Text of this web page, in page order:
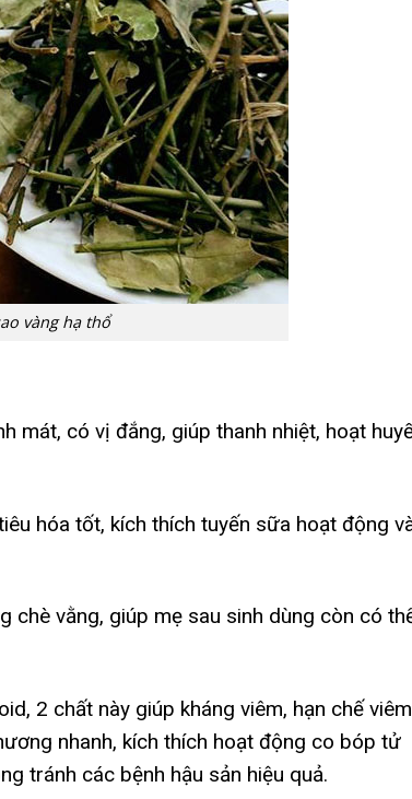
vàng hạ thổ
mát, có vị đắng, giúp thanh nhiệt, hoạt
hóa tốt, kích thích tuyến sữa hoạt động
chè vằng, giúp mẹ sau sinh dùng còn có
2 chất này giúp kháng viêm, hạn chế viêm
nhanh, kích thích hoạt động co bóp tử
tránh các bệnh hậu sản hiệu quả.